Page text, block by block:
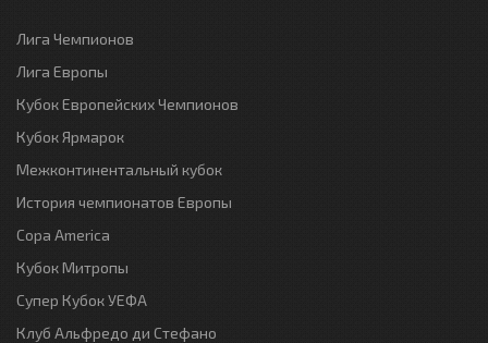
Лига Чемпионов
Лига Европы
Кубок Европейских Чемпионов
Кубок Ярмарок
Межконтинентальный кубок
История чемпионатов Европы
Copa America
Кубок Митропы
Супер Кубок УЕФА
Клуб Альфредо ди Стефано